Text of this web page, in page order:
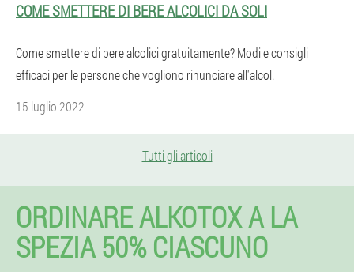
COME SMETTERE DI BERE ALCOLICI DA SOLI
Come smettere di bere alcolici gratuitamente? Modi e consigli
efficaci per le persone che vogliono rinunciare all'alcol.
15 luglio 2022
Tutti gli articoli
ORDINARE ALKOTOX A LA
SPEZIA 50% CIASCUNO